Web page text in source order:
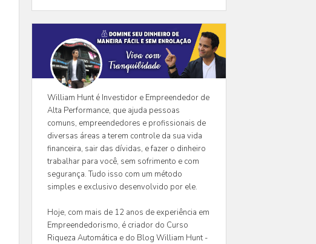
William Hunt é Investidor e Empreendedor de
Alta Performance, que ajuda pessoas
comuns, empreendedores e profissionais de
diversas áreas a terem controle da sua vida
financeira, sair das dívidas, e fazer o dinheiro
trabalhar para você, sem sofrimento e com
segurança. Tudo isso com um método
simples e exclusivo desenvolvido por ele.
Hoje, com mais de 12 anos de experiência em
Empreendedorismo, é criador do Curso
Riqueza Automática e do Blog William Hunt -